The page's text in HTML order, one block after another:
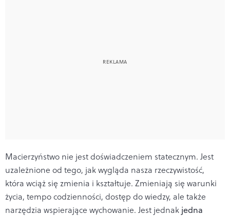
Macierzyństwo nie jest doświadczeniem statecznym. Jest
uzależnione od tego, jak wygląda nasza rzeczywistość,
która wciąż się zmienia i kształtuje. Zmieniają się warunki
życia, tempo codzienności, dostęp do wiedzy, ale także
narzędzia wspierające wychowanie. Jest jednak jedna